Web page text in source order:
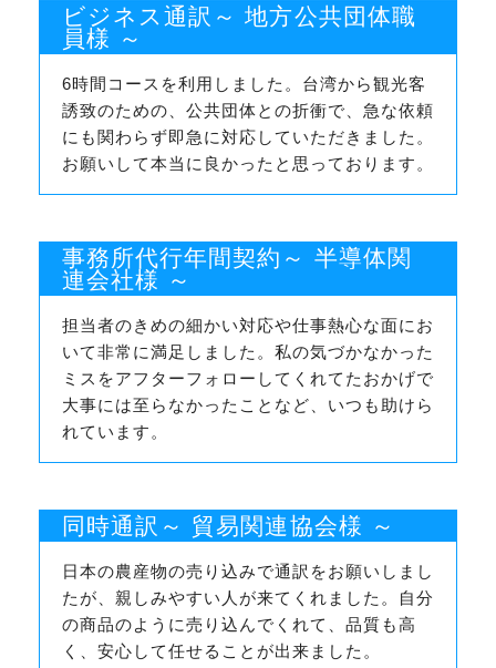
ビジネス通訳～ 地方公共団体職
員様 ～
6時間コースを利用しました。台湾から観光客
誘致のための、公共団体との折衝で、急な依頼
にも関わらず即急に対応していただきました。
お願いして本当に良かったと思っております。
事務所代行年間契約～ 半導体関
連会社様 ～
担当者のきめの細かい対応や仕事熱心な面にお
いて非常に満足しました。私の気づかなかった
ミスをアフターフォローしてくれてたおかげで
大事には至らなかったことなど、いつも助けら
れています。
同時通訳～ 貿易関連協会様 ～
日本の農産物の売り込みで通訳をお願いしまし
たが、親しみやすい人が来てくれました。自分
の商品のように売り込んでくれて、品質も高
く、安心して任せることが出来ました。